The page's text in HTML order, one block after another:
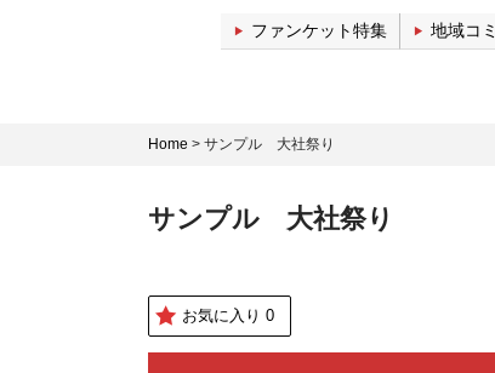
ファンケット特集 地域コ
Home > サンプル 大社祭り
サンプル 大社祭り
お気に入り 0